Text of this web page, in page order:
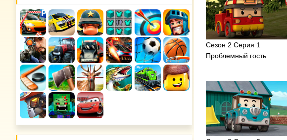
Сезон 2 Серия 1
Проблемный гость